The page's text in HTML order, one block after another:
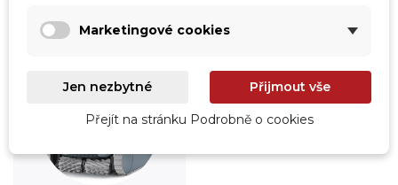
Marketingové cookies
Jen nezbytné Přijmout vše
Přejít na stránku Podrobně o cookies